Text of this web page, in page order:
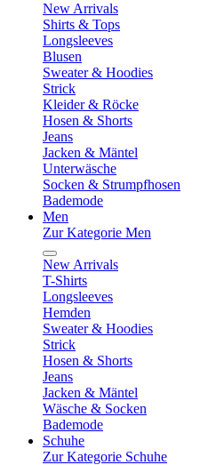
New Arrivals
Shirts & Tops
Longsleeves
Blusen
Sweater & Hoodies
Strick
Kleider & Röcke
Hosen & Shorts
Jeans
Jacken & Mäntel
Unterwäsche
Socken & Strumpfhosen
Bademode
Men
Zur Kategorie Men
New Arrivals
T-Shirts
Longsleeves
Hemden
Sweater & Hoodies
Strick
Hosen & Shorts
Jeans
Jacken & Mäntel
Wäsche & Socken
Bademode
Schuhe
Zur Kategorie Schuhe